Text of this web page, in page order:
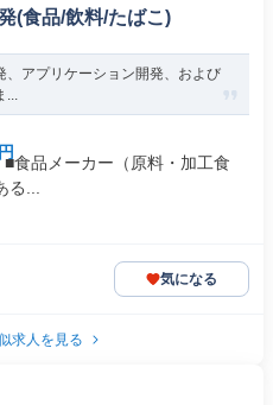
(食品/飲料/たばこ)
、アプリケーション開発、および
...
食品メーカー（原料・加工食
...
気になる
求人を見る